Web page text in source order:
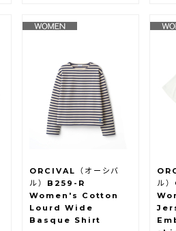
ORCIVAL（オーシバ
ル）B259-R
Women's Cotton
Lourd Wide
Basque Shirt
ル